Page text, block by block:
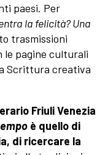
paesi. Per
la felicità? Una
trasmissioni
le pagine culturali
Scrittura creativa
Friuli Venezia
è quello di
di ricercare la